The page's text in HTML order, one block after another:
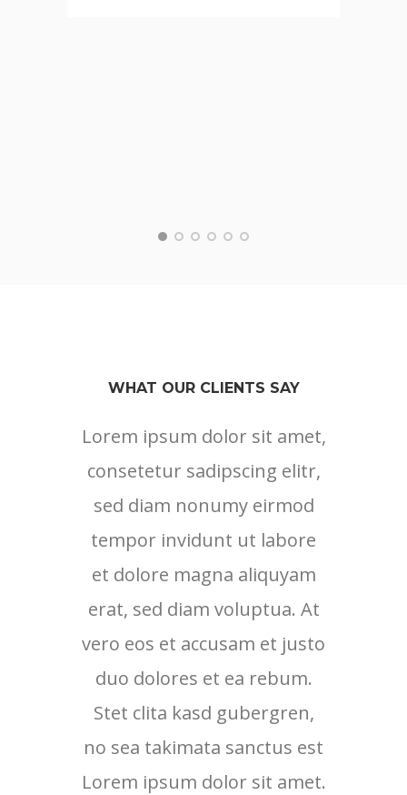
WHAT OUR CLIENTS SAY
Lorem ipsum dolor sit amet,
consetetur sadipscing elitr,
sed diam nonumy eirmod
tempor invidunt ut labore
et dolore magna aliquyam
erat, sed diam voluptua. At
vero eos et accusam et justo
duo dolores et ea rebum.
Stet clita kasd gubergren,
no sea takimata sanctus est
Lorem ipsum dolor sit amet.